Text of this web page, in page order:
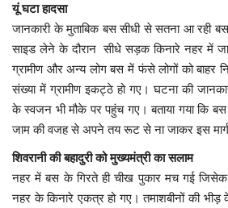
यूं घटा हादसा
जानकारी के मुताबिक बस सीधी से सतना आ रही
साइड लेने के दौरान सीधे सड़क किनारे नहर में
ग्रामीण और अन्य लोग बस में फंसे लोगों को बाहर
संख्या में ग्रामीण इकट्ठे हो गए। घटना की
के स्वजन भी मौके पर पहुंच गए। बताया गया कि बस
जाम की वजह से अपने तय रूट से ना जाकर इस मार्ग
शिवरानी की बहादुरी को मुख्यमंत्री का सलाम
नहर में बस के गिरते ही चीख पुकार मच गई
नहर के किनारे एकत्र हो गए। तमाशबीनों की